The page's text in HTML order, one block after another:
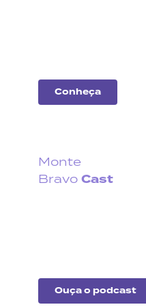
Conheça
Monte
Bravo Cast
Ouça o podcast